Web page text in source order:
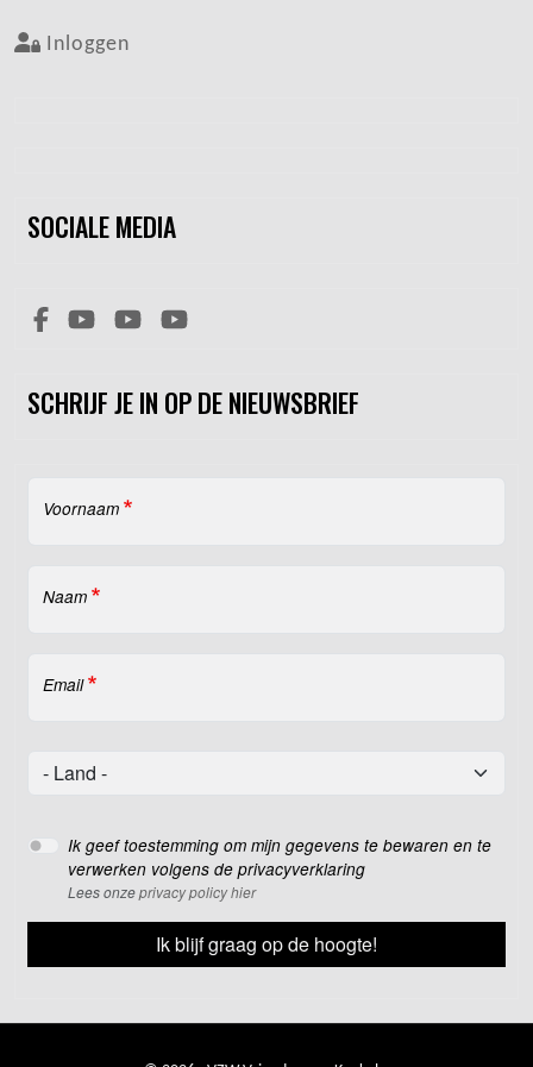
Inloggen
SOCIALE MEDIA
SCHRIJF JE IN OP DE NIEUWSBRIEF
Voornaam
Naam
Email
Land
Land
Ik geef toestemming om mijn gegevens te bewaren en te
verwerken volgens de privacyverklaring
Lees onzeprivacy policy hier
Ik blijf graag op de hoogte!